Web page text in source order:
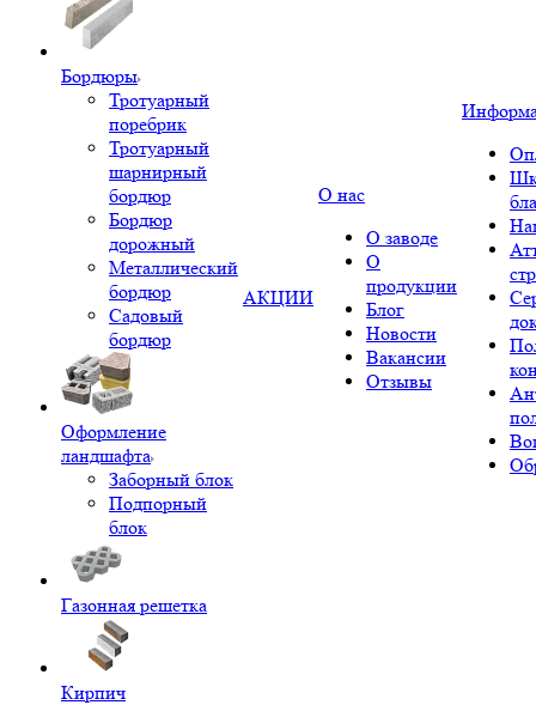
Бордюры
Тротуарный
поребрик
Тротуарный
шарнирный
бордюр
Бордюр
дорожный
Металлический
бордюр
Садовый
бордюр
Оформление
ландшафта
Заборный блок
Подпорный
блок
Газонная решетка
Кирпич
АКЦИИ
О нас
О заводе
О
продукции
Блог
Новости
Вакансии
Отзывы